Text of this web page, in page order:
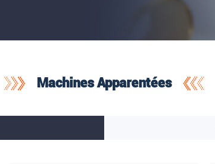
Machines Apparentées